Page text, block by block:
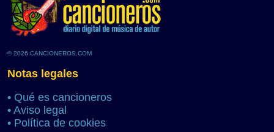
© 2026 CANCIONEROS.COM
Notas legales
• Qué es cancioneros
• Aviso legal
• Política de cookies